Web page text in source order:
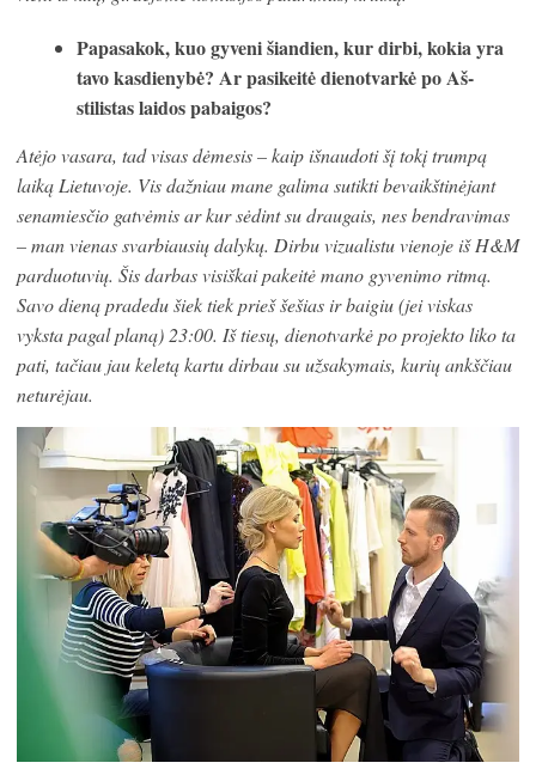
Papasakok, kuo gyveni šiandien, kur dirbi, kokia yra
tavo kasdienybė? Ar pasikeitė dienotvarkė po Aš-
stilistas laidos pabaigos?
Atėjo vasara, tad visas dėmesis – kaip išnaudoti šį tokį trumpą
laiką Lietuvoje. Vis dažniau mane galima sutikti bevaikštinėjant
senamiesčio gatvėmis ar kur sėdint su draugais, nes bendravimas
– man vienas svarbiausių dalykų. Dirbu vizualistu vienoje iš H&M
parduotuvių. Šis darbas visiškai pakeitė mano gyvenimo ritmą.
Savo dieną pradedu šiek tiek prieš šešias ir baigiu (jei viskas
vyksta pagal planą) 23:00. Iš tiesų, dienotvarkė po projekto liko ta
pati, tačiau jau keletą kartu dirbau su užsakymais, kurių ankščiau
neturėjau.